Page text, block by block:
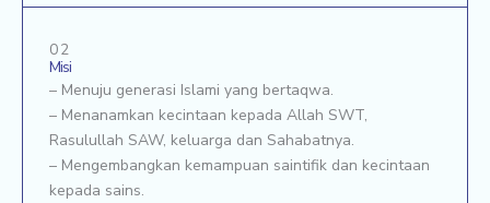
02
Misi
– Menuju generasi Islami yang bertaqwa.
– Menanamkan kecintaan kepada Allah SWT,
Rasulullah SAW, keluarga dan Sahabatnya.
– Mengembangkan kemampuan saintifik dan kecintaan
kepada sains.